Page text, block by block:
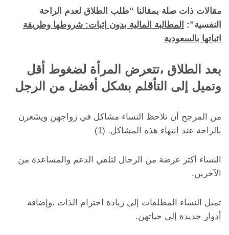
مقالات ذات صلة بمقالنا “طلب الطلاق لعدم الراحة
النفسية”: المطالبة المالية بدون إثبات: شروطها وطريقة
اثباتها بالسعودية
بعد الطلاق ،تتعرض المرأة لضغوط أقل
وتميل إلى التأقلم بشكل أفضل من الرجل
من المرجح أن تلاحظ النساء مشاكل في زواجهن ويشعرن
بالراحة عند انتهاء هذه المشاكل. (1)
النساء أكثر عرضة من الرجال لتلقي الدعم والمساعدة من
الآخرين.
تميل النساء المطلقات إلى زيادة احترام الذات ،وإضافة
أدوار جديدة إلى حياتهن.